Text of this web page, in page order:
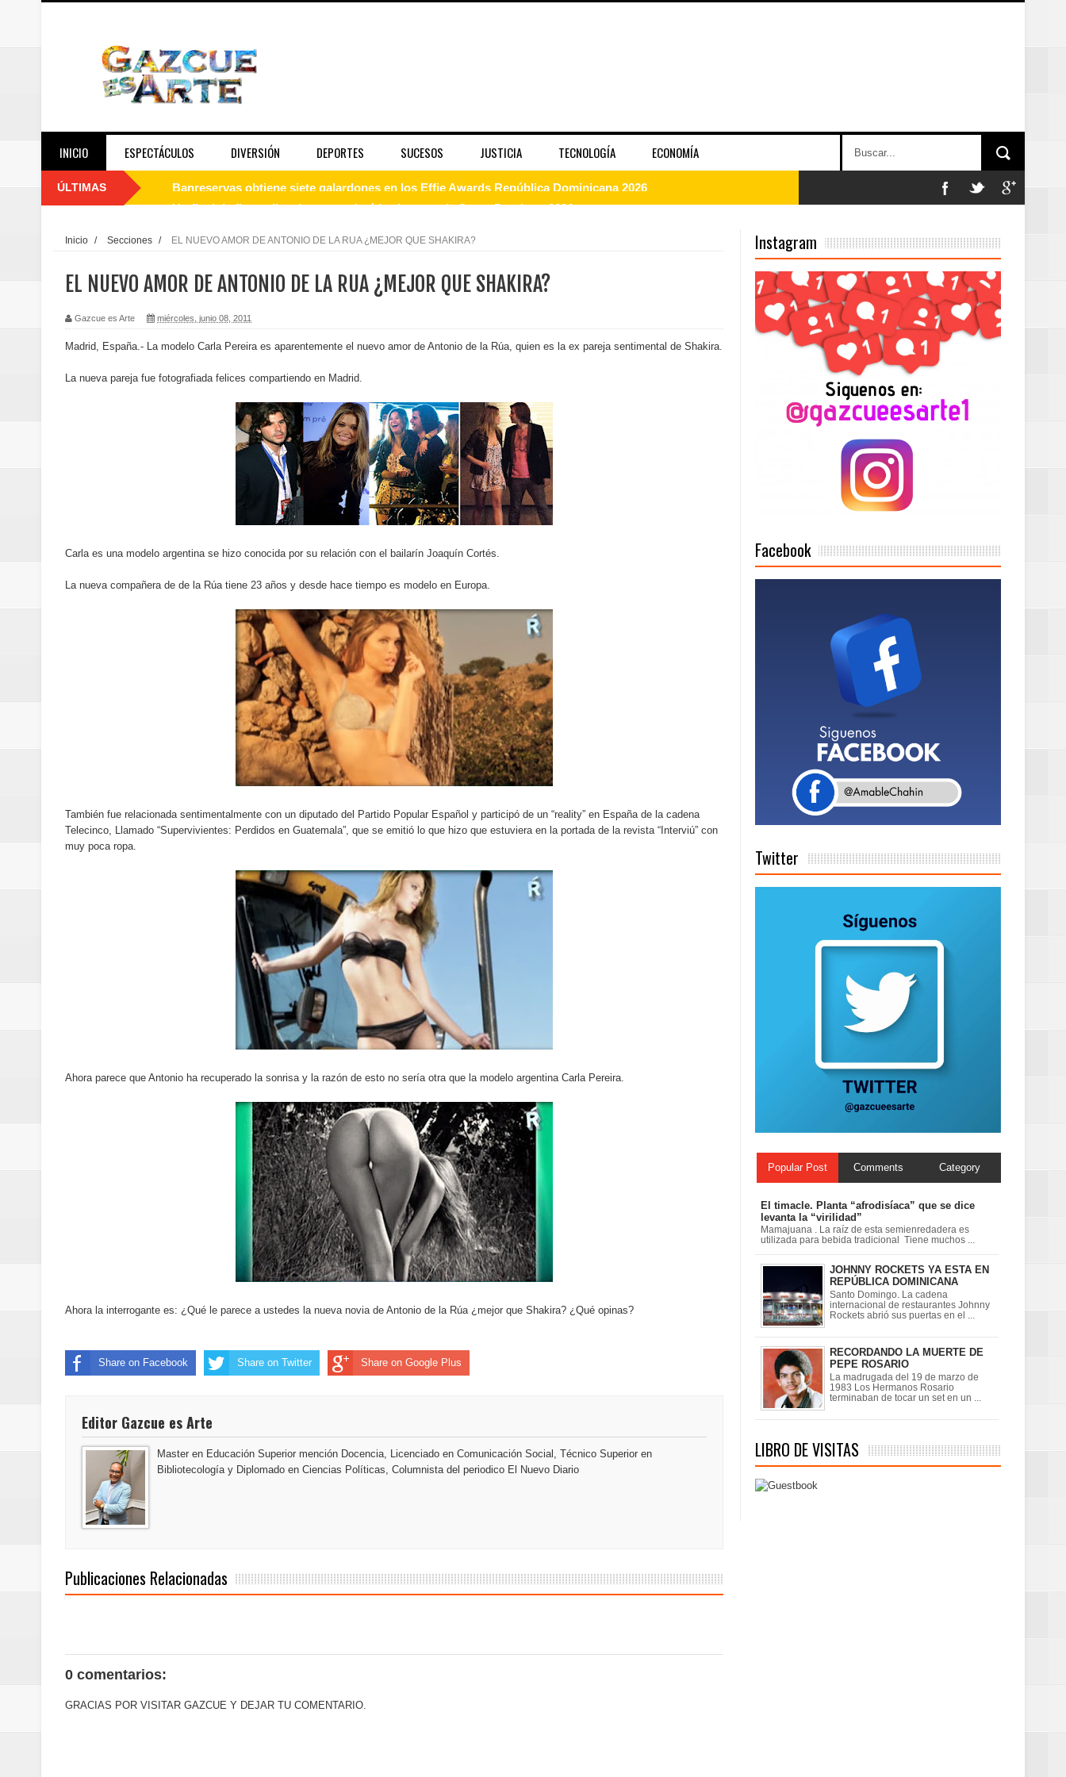
INICIO ESPECTÁCULOS DIVERSIÓN DEPORTES SUCESOS JUSTICIA TECNOLOGÍA ECONOMÍA
ÚLTIMAS Un final de fiesta: Ilegales encenderá la clausura de Santo Domingo 2026
Juan Luis Guerra se acompaña del coro “Más que Vencedores” y nos regala el “Canto a la Patria” en la clausura
de los Centroamericanos y del Caribe
Embajada dominicana en Francia y Banreservas lanzan convocatoria para residencias artísticas en París
Pavel Núñez y su Bipolarband deslumbran con una noche de fusiones e invitados de lujo en el Hard Rock Café
Banreservas y Banco Popular abordan retos y oportunidades del sistema financiero nacional
“Los Rechazados 2” llega a los cines impulsada por la franquicia dominicana más taquillera del 2025
Humano Seguros inaugura nueva localidad de Oficina Regional Este en La Romana
Banreservas destina RD$5,000 millones para emprendedoras en la segunda edición del Summit Mujer Pymes
Sexappeal celebra 25 años de trayectoria artística con nuevo álbum, renovación de su equipo y conciertos
conmemorativos
Maridalia Hernández y El Canario se unen al regreso de Pavel Núñez y su “Bipolarband” a Hard Rock Café Santo
Doctor Leonardo Aguilera afirma que Banreservas seguirá impulsando la seguridad alimentaria tras salida de RD
del mapa del hambre
Banreservas y sus filiales realizan en Santiago el segundo Foro del Ahorro y la Inversión “Reserva tu Capital”
Banreservas inaugura oficina en el Centro de Retención de Vehículos de Pedro Brand
SEPROI obtiene certificación ISO 37001 y se convierte en la primera empresa del sector con Sistema de Gestión
Antisoborno certificado
Humano Seguros transforma la emisión de pólizas con Inteligencia Artificial y reduce el proceso de días a
La Orquesta Sinfónica Nacional y el Coro Nacional Dominicano pondrán su sello a la Ceremonia Centenaria bajo
la batuta del maestro José Antonio Molina
Banreservas obtiene siete galardones en los Effie Awards República Dominicana 2026
Inicio / Secciones / EL NUEVO AMOR DE ANTONIO DE LA RUA ¿MEJOR QUE SHAKIRA?
EL NUEVO AMOR DE ANTONIO DE LA RUA ¿MEJOR QUE SHAKIRA?
Gazcue es Arte miércoles, junio 08, 2011
Madrid, España.- La modelo Carla Pereira es aparentemente el nuevo amor de Antonio de la Rúa, quien es la ex pareja sentimental de Shakira.
La nueva pareja fue fotografiada felices compartiendo en Madrid.
Carla es una modelo argentina se hizo conocida por su relación con el bailarín Joaquín Cortés.
La nueva compañera de de la Rúa tiene 23 años y desde hace tiempo es modelo en Europa.
También fue relacionada sentimentalmente con un diputado del Partido Popular Español y participó de un “reality” en España de la cadena
Telecinco, Llamado “Supervivientes: Perdidos en Guatemala”, que se emitió lo que hizo que estuviera en la portada de la revista “Interviú” con
muy poca ropa.
Ahora parece que Antonio ha recuperado la sonrisa y la razón de esto no sería otra que la modelo argentina Carla Pereira.
Ahora la interrogante es: ¿Qué le parece a ustedes la nueva novia de Antonio de la Rúa ¿mejor que Shakira? ¿Qué opinas?
Share on Facebook Share on Twitter Share on Google Plus
Editor Gazcue es Arte
Master en Educación Superior mención Docencia, Licenciado en Comunicación Social, Técnico Superior en
Bibliotecología y Diplomado en Ciencias Políticas, Columnista del periodico El Nuevo Diario
Publicaciones Relacionadas
0 comentarios:
GRACIAS POR VISITAR GAZCUE Y DEJAR TU COMENTARIO.
Instagram
Facebook
Twitter
Popular Post Comments Category
El timacle. Planta “afrodisíaca” que se dice
levanta la “virilidad”
Mamajuana . La raíz de esta semienredadera es
utilizada para bebida tradicional Tiene muchos ...
JOHNNY ROCKETS YA ESTA EN
REPÚBLICA DOMINICANA
Santo Domingo. La cadena
internacional de restaurantes Johnny
Rockets abrió sus puertas en el ...
RECORDANDO LA MUERTE DE
PEPE ROSARIO
La madrugada del 19 de marzo de
1983 Los Hermanos Rosario
terminaban de tocar un set en un ...
LIBRO DE VISITAS